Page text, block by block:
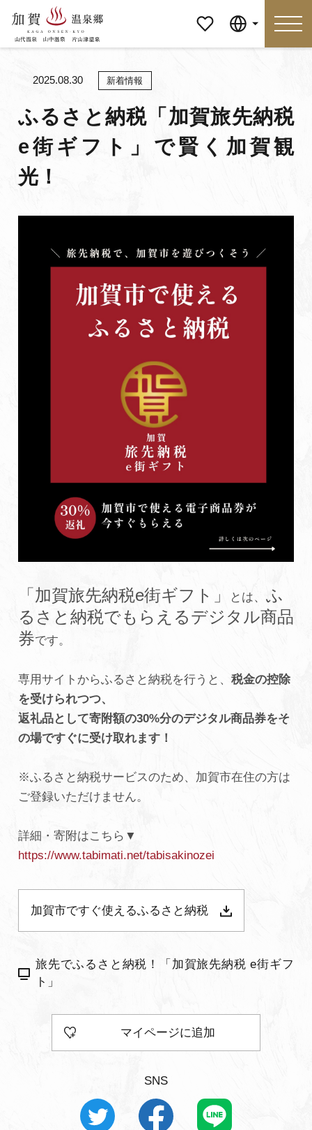
ージ
特集 おすすめの過ごし方
見どころ
おみやげ イベント
泊まる アクセス
マイページ
加賀に泊まって！北陸巡り♪
FAQ
Language
パンフレットダウンロード
写真ダウンロード
よくあるご質問・お問い合わせ
プライバシーポリシー
ふるさと納税「加賀旅先納税
e街ギフト」で賢く加賀観
光！
2025.08.30 新着情報
「加賀旅先納税e街ギフト」 とは、 ふ
るさと納税でもらえるデジタル商品
券です。
専用サイトからふるさと納税を行うと、 税金の控除
を受けられつつ、
返礼品として寄附額の30%分のデジタル商品券をそ
の場ですぐに受け取れます！
※ふるさと納税サービスのため、 加賀市在住の方は
ご登録いただけません。
詳細・寄附はこちら▼
https://www.tabimati.net/tabisakinozei
加賀市ですぐ使えるふるさと納税
旅先でふるさと納税！「加賀旅先納税 e街ギフ
ト」
マイページに追加
SNS